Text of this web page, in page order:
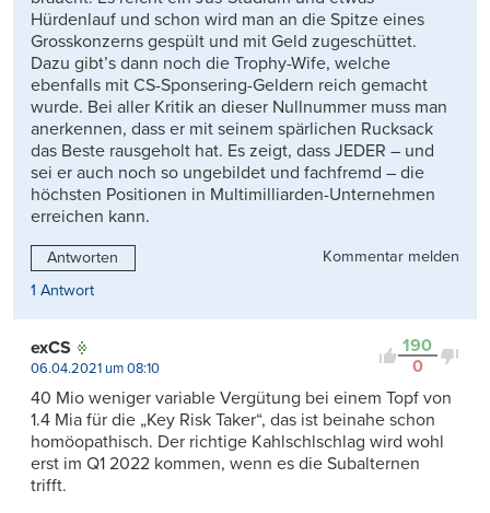
Hürdenlauf und schon wird man an die Spitze eines
Grosskonzerns gespült und mit Geld zugeschüttet.
Dazu gibt’s dann noch die Trophy-Wife, welche
ebenfalls mit CS-Sponsering-Geldern reich gemacht
wurde. Bei aller Kritik an dieser Nullnummer muss man
anerkennen, dass er mit seinem spärlichen Rucksack
das Beste rausgeholt hat. Es zeigt, dass JEDER – und
sei er auch noch so ungebildet und fachfremd – die
höchsten Positionen in Multimilliarden-Unternehmen
erreichen kann.
Antworten
Kommentar melden
1 Antwort
190
0
exCS
06.04.2021 um 08:10
40 Mio weniger variable Vergütung bei einem Topf von
1.4 Mia für die „Key Risk Taker“, das ist beinahe schon
homöopathisch. Der richtige Kahlschlschlag wird wohl
erst im Q1 2022 kommen, wenn es die Subalternen
trifft.